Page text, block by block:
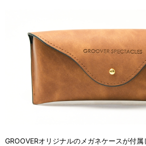
GROOVERオリジナルのメガネケースが付属